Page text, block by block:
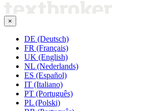
×
DE (Deutsch)
FR (Français)
UK (English)
NL (Nederlands)
ES (Español)
IT (Italiano)
PT (Português)
PL (Polski)